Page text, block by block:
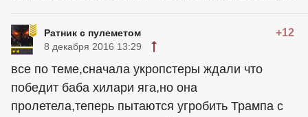
Ратник с пулеметом +12
8 декабря 2016 13:29
все по теме,сначала укропстеры ждали что
победит баба хилари яга,но она
пролетела,теперь пытаются угробить Трампа с